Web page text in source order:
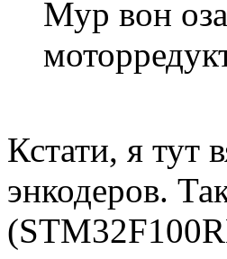
Мур вон
Кстати, я тут
энкодеров.